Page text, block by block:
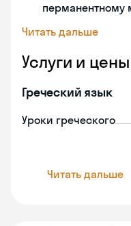
перманентному
Читать дальше
Услуги и цены
Греческий язык
Уроки греческого
Читать дальше